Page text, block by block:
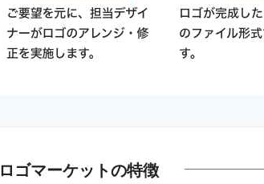
ロゴマーケットの特徴